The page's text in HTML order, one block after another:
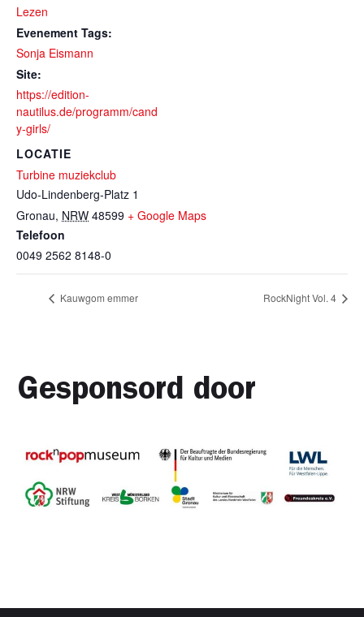
Lezen
Evenement Tags:
Sonja Eismann
Site:
https://edition-
nautilus.de/programm/cand
y-girls/
LOCATIE
Turbine muziekclub
Udo-Lindenberg-Platz 1
Gronau, NRW 48599 + Google Maps
Telefoon
0049 2562 8148-0
Kauwgom emmer RockNight Vol. 4
Gesponsord door